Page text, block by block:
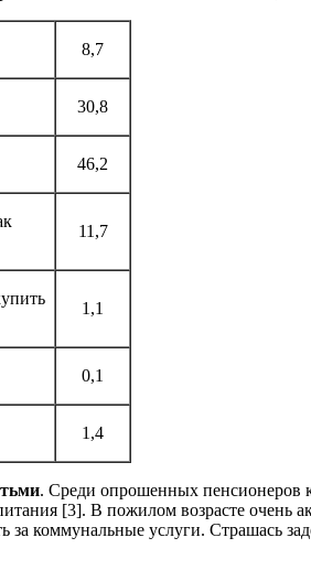
8,7
30,8
46,2
11,7
1,1
0,1
1,4
. Среди опрошенных пенсионеров
[3]. В пожилом возрасте очень
за коммунальные услуги. Страшась